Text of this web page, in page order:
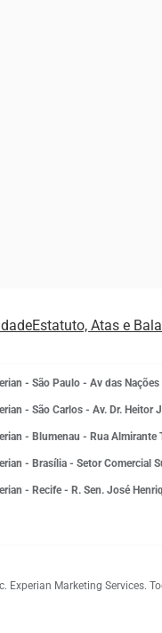
Estatuto, Atas e
- São Paulo - Av das
- São Carlos - Av. Dr. Heitor
- Blumenau - Rua
- Brasília - Setor Comercial
- Recife - R. Sen. José
Marketing Services.